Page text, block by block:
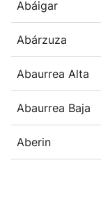
Abáigar
Abárzuza
Abaurrea Alta
Abaurrea Baja
Aberin